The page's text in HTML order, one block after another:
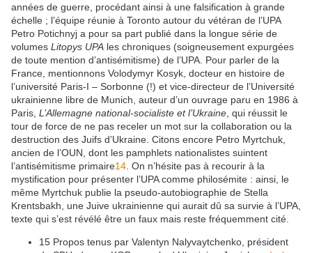
années de guerre, procédant ainsi à une falsification à grande
échelle ; l’équipe réunie à Toronto autour du vétéran de l’UPA
Petro Potichnyj a pour sa part publié dans la longue série de
volumes Litopys UPA les chroniques (soigneusement expurgées
de toute mention d’antisémitisme) de l’UPA. Pour parler de la
France, mentionnons Volodymyr Kosyk, docteur en histoire de
l’université Paris-I – Sorbonne (!) et vice-directeur de l’Université
ukrainienne libre de Munich, auteur d’un ouvrage paru en 1986 à
Paris, L’Allemagne national-socialiste et l’Ukraine , qui réussit le
tour de force de ne pas receler un mot sur la collaboration ou la
destruction des Juifs d’Ukraine. Citons encore Petro Myrtchuk,
ancien de l’OUN, dont les pamphlets nationalistes suintent
l’antisémitisme primaire14 . On n’hésite pas à recourir à la
mystification pour présenter l’UPA comme philosémite : ainsi, le
même Myrtchuk publie la pseudo-autobiographie de Stella
Krentsbakh, une Juive ukrainienne qui aurait dû sa survie à l’UPA,
texte qui s’est révélé être un faux mais reste fréquemment cité.
15 Propos tenus par Valentyn Nalyvaytchenko, président